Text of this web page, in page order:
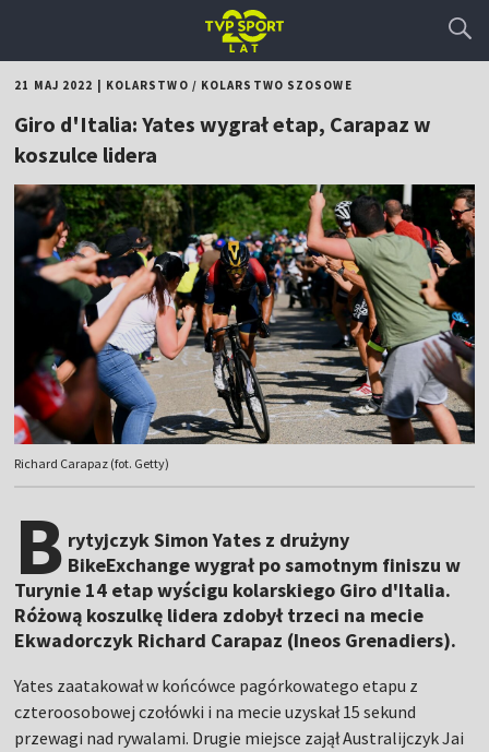
21 MAJ 2022 KOLARSTWO / KOLARSTWO SZOSOWE
Giro d'Italia: Yates wygrał etap, Carapaz w
koszulce lidera
Richard Carapaz (fot. Getty)
B rytyjczyk Simon Yates z drużyny
BikeExchange wygrał po samotnym finiszu w
Turynie 14 etap wyścigu kolarskiego Giro d'Italia.
Różową koszulkę lidera zdobył trzeci na mecie
Ekwadorczyk Richard Carapaz (Ineos Grenadiers).
Yates zaatakował w końcówce pagórkowatego etapu z
czteroosobowej czołówki i na mecie uzyskał 15 sekund
przewagi nad rywalami. Drugie miejsce zajął Australijczyk Jai